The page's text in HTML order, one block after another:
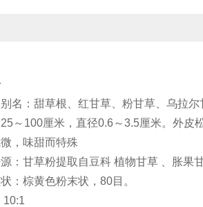
：甜草根、红甘草、粉甘草、乌拉尔
～100厘米，直径0.6～3.5厘米。外皮
，味甜而特殊
甘草粉提取自豆科 植物甘草 、胀果甘
棕黄色粉末状，80目。